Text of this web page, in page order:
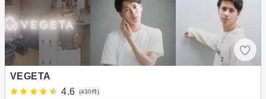
VEGETA
4.6
(430件)